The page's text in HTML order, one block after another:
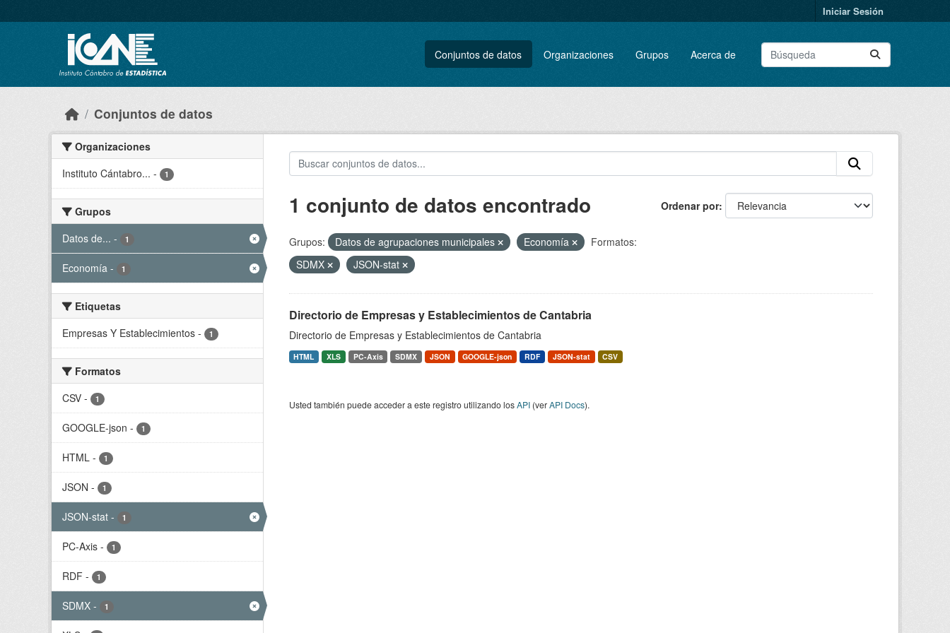
Iniciar Sesión
Conjuntos de datos Organizaciones Grupos Acerca de
Conjuntos de datos
Organizaciones
Instituto Cántabro... - 1
Grupos
Datos de... - 1
Economía - 1
Etiquetas
Empresas Y Establecimientos - 1
Formatos
CSV - 1
GOOGLE-json - 1
HTML - 1
JSON - 1
JSON-stat - 1
PC-Axis - 1
RDF - 1
SDMX - 1
Ordenar por
1 conjunto de datos encontrado
Grupos: Datos de agrupaciones municipales Economía
Formatos:
SDMX
JSON-stat
Directorio de Empresas y Establecimientos de Cantabria
Directorio de Empresas y Establecimientos de Cantabria
HTML XLS PC-Axis SDMX JSON GOOGLE-json RDF JSON-stat CSV
Usted también puede acceder a este registro utilizando losAPI(verAPI Docs).